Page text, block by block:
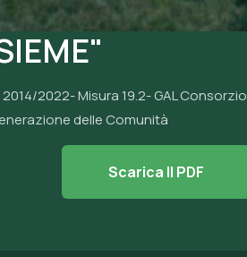
2022- Misura 19.2- GAL Consorzio
delle Comunità
Scarica Il PDF